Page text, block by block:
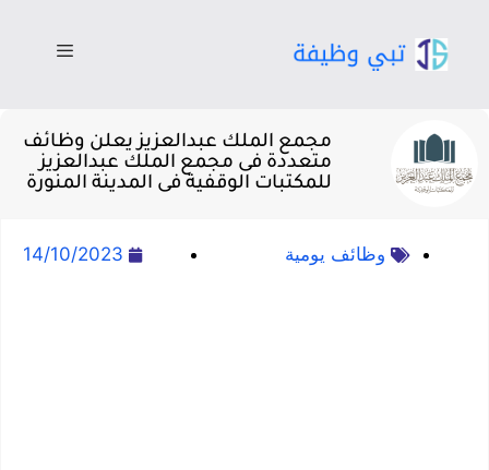
مجمع الملك عبدالعزيز يعلن وظائف
متعددة فى مجمع الملك عبدالعزيز
للمكتبات الوقفية فى المدينة المنورة
وظائف يومية 14/10/2023